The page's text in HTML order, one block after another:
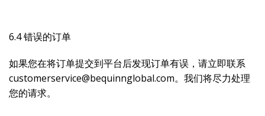
6.4 错误的订单
如果您在将订单提交到平台后发现订单有误，请立即联系
customerservice@bequinnglobal.com。我们将尽力处理
您的请求。